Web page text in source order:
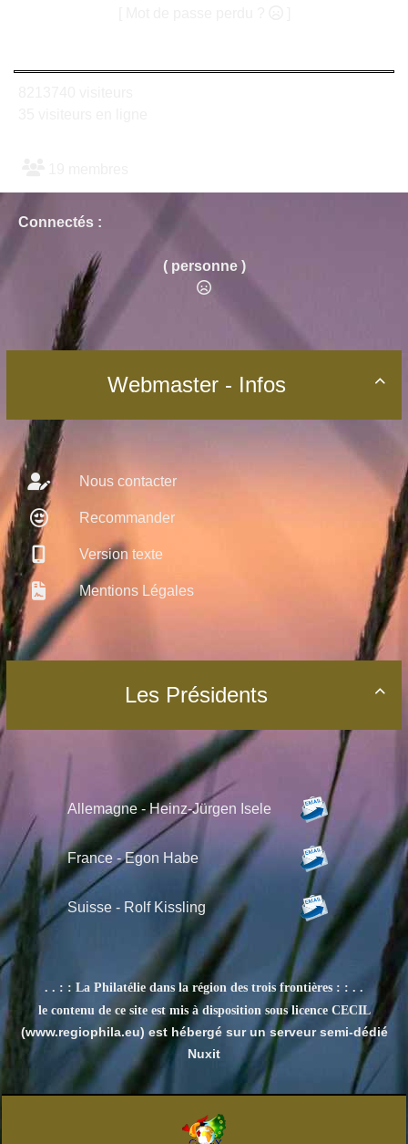
Connectés :
( personne )

Webmaster - Infos
Nous contacter
Recommander
Version texte
Mentions Légales

Les Présidents
Allemagne - Heinz-Jürgen Isele
France - Egon Habe
Suisse - Rolf Kissling
. . : : La Philatélie dans la région des trois frontières : : . .
le contenu de ce site est mis à disposition sous licence CECIL
(www.regiophila.eu) est hébergé sur un serveur semi-dédié
Nuxit